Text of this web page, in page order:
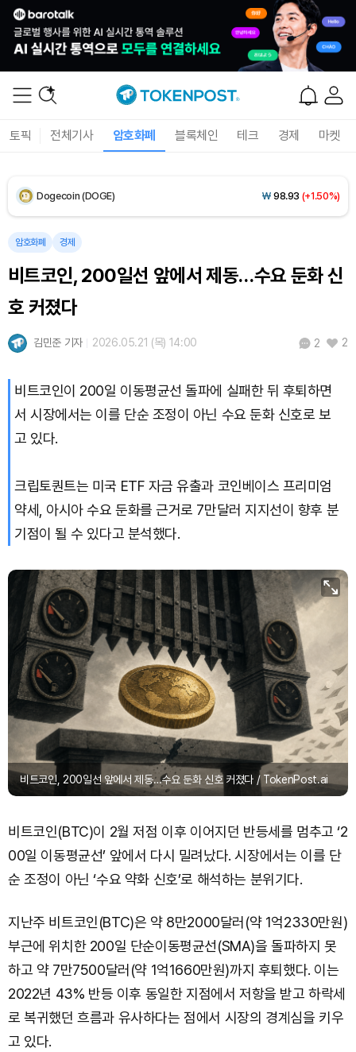
토픽 전체기사 암호화폐 블록체인 테크 경제 마켓
Solana (SOL) ₩ 105,163(+2.46%)
Bitcoin (BTC) 91,404,520 (+0.91%)
암호화폐 경제
비트코인, 200일선 앞에서 제동…수요 둔화 신
호 커졌다
김민준 기자 2026.05.21 (목) 14:00 2 2
비트코인이 200일 이동평균선 돌파에 실패한 뒤 후퇴하면
서 시장에서는 이를 단순 조정이 아닌 수요 둔화 신호로 보
고 있다.
크립토퀀트는 미국 ETF 자금 유출과 코인베이스 프리미엄
약세, 아시아 수요 둔화를 근거로 7만달러 지지선이 향후 분
기점이 될 수 있다고 분석했다.
비트코인, 200일선 앞에서 제동…수요 둔화 신호 커졌다 / TokenPost.ai
비트코인(BTC)이 2월 저점 이후 이어지던 반등세를 멈추고 ‘2
00일 이동평균선’ 앞에서 다시 밀려났다. 시장에서는 이를 단
순 조정이 아닌 ‘수요 약화 신호’로 해석하는 분위기다.
지난주 비트코인(BTC)은 약 8만2000달러(약 1억2330만원)
부근에 위치한 200일 단순이동평균선(SMA)을 돌파하지 못
하고 약 7만7500달러(약 1억1660만원)까지 후퇴했다. 이는
2022년 43% 반등 이후 동일한 지점에서 저항을 받고 하락세
로 복귀했던 흐름과 유사하다는 점에서 시장의 경계심을 키우
고 있다.